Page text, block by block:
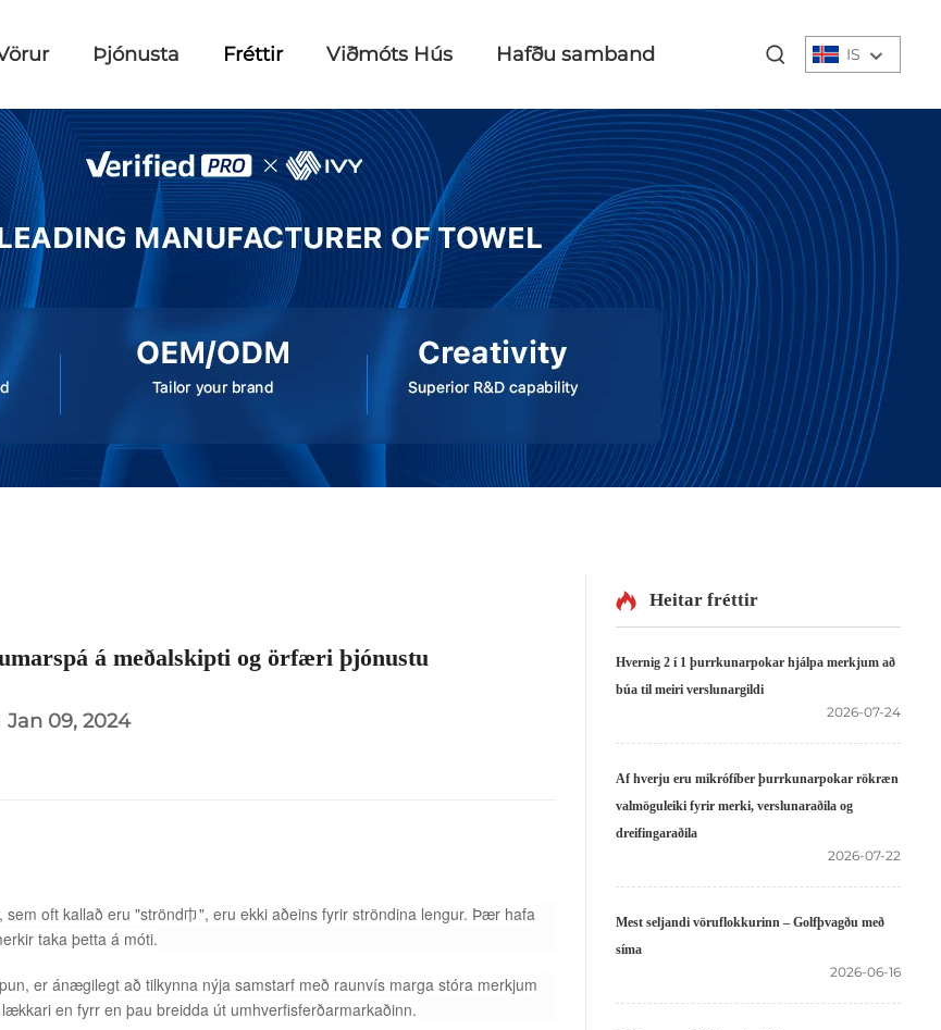
Þjónusta Fréttir Viðmóts Hús Hafðu samband IS
á meðalskipti og örfæri þjónustu
Jan 09, 2024
oft kallað eru "strönd巾", eru ekki aðeins fyrir ströndina lengur. Þær hafa
taka þetta á móti.
er ánægilegt að tilkynna nýja samstarf með raunvís marga stóra merkjum
en fyrr en þau breidda út umhverfisferðarmarkaðinn.
Heitar fréttir
Hvernig 2 í 1 þurrkunarpokar hjálpa merkjum að
búa til meiri verslunargildi
2026-07-24
Af hverju eru mikrófíber þurrkunarpokar rökræn
valmöguleiki fyrir merki, verslunaraðila og
dreifingaraðila
2026-07-22
Mest seljandi vöruflokkurinn – Golfþvagðu með
síma
2026-06-16